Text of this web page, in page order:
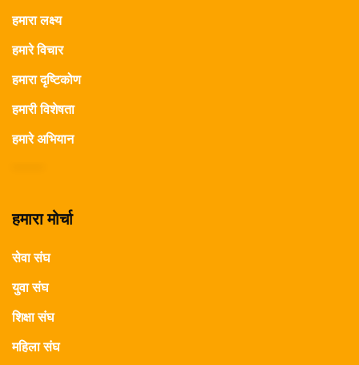
हमारा लक्ष्य
हमारे विचार
हमारा दृष्टिकोण
हमारी विशेषता
हमारे अभियान
हमारा मोर्चा
सेवा संघ
युवा संघ
शिक्षा संघ
महिला संघ